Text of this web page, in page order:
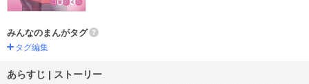
みんなのまんがタグ
タグ編集
あらすじ | ストーリー